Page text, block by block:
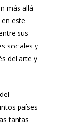
más allá
este
sus
sociales y
del arte y
países
tantas